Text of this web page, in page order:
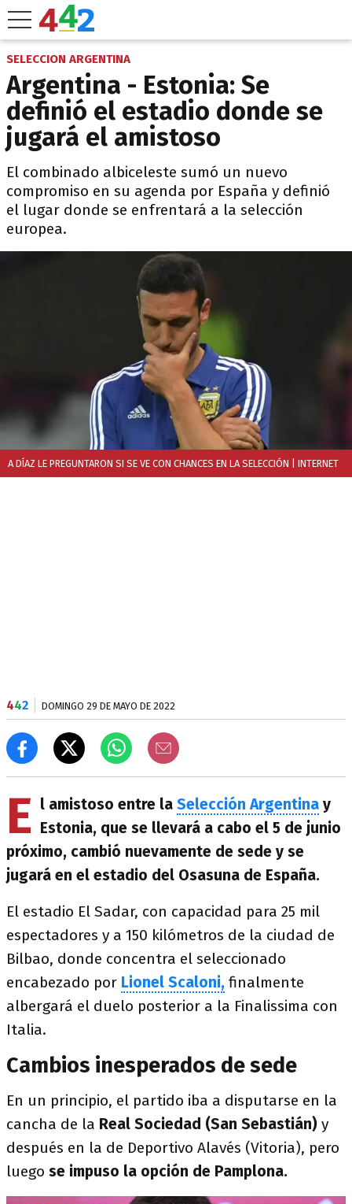
SELECCION ARGENTINA
Argentina - Estonia: Se
definió el estadio donde se
jugará el amistoso
El combinado albiceleste sumó un nuevo
compromiso en su agenda por España y definió
el lugar donde se enfrentará a la selección
europea.
A DÍAZ LE PREGUNTARON SI SE VE CON CHANCES EN LA SELECCIÓN | INTERNET
442 DOMINGO 29 DE MAYO DE 2022
E l amistoso entre la Selección Argentina y
Estonia, que se llevará a cabo el 5 de junio
próximo, cambió nuevamente de sede y se
jugará en el estadio del Osasuna de España.
El estadio El Sadar, con capacidad para 25 mil
espectadores y a 150 kilómetros de la ciudad de
Bilbao, donde concentra el seleccionado
encabezado por Lionel Scaloni, finalmente
albergará el duelo posterior a la Finalissima con
Italia.
Cambios inesperados de sede
En un principio, el partido iba a disputarse en la
cancha de la Real Sociedad (San Sebastián) y
después en la de Deportivo Alavés (Vitoria), pero
luego se impuso la opción de Pamplona.